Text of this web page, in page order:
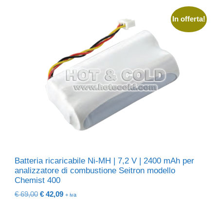
In offerta!
Batteria ricaricabile Ni-MH | 7,2 V | 2400 mAh per
analizzatore di combustione Seitron modello
Chemist 400
€69,00 Il
€ 42,09Il+ iva